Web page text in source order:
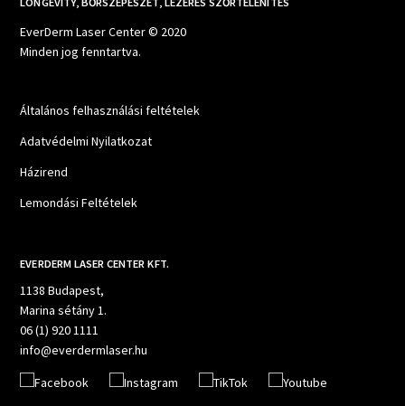
EverDerm Laser Center © 2020
Minden jog fenntartva.
Általános felhasználási feltételek
Adatvédelmi Nyilatkozat
Házirend
Lemondási Feltételek
EVERDERM LASER CENTER KFT.
1138 Budapest,
Marina sétány 1.
06 (1) 920 1111
info@everdermlaser.hu